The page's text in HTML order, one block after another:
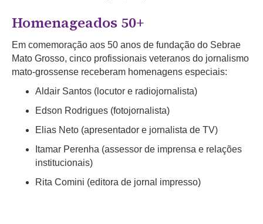
Homenageados 50+
Em comemoração aos 50 anos de fundação do Sebrae
Mato Grosso, cinco profissionais veteranos do jornalismo
mato-grossense receberam homenagens especiais:
Aldair Santos (locutor e radiojornalista)
Edson Rodrigues (fotojornalista)
Elias Neto (apresentador e jornalista de TV)
Itamar Perenha (assessor de imprensa e relações
institucionais)
Rita Comini (editora de jornal impresso)